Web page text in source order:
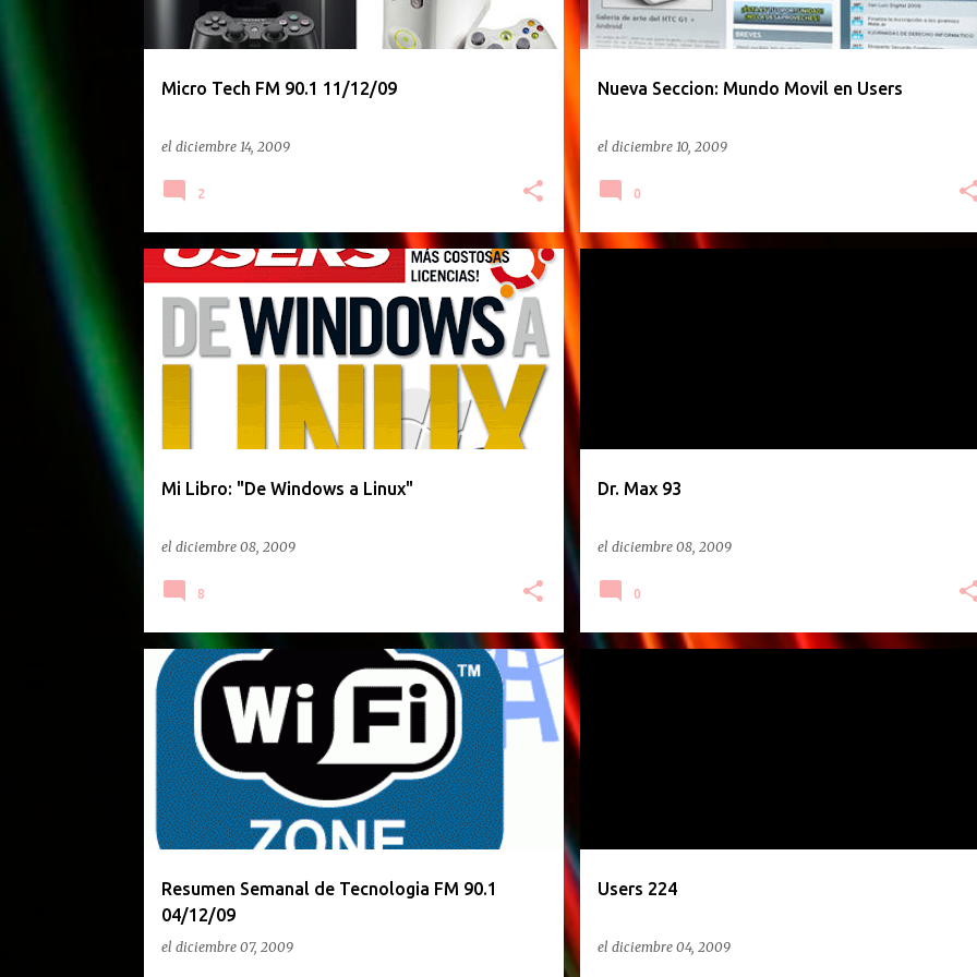
Micro Tech FM 90.1 11/12/09
el diciembre 14, 2009
2
Nueva Seccion: Mundo Movil en Users
el diciembre 10, 2009
0
Mi Libro: "De Windows a Linux"
el diciembre 08, 2009
8
Dr. Max 93
el diciembre 08, 2009
0
Resumen Semanal de Tecnologia FM 90.1
04/12/09
el diciembre 07, 2009
PODCAST
Users 224
el diciembre 04, 2009